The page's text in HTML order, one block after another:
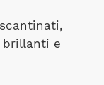
brillanti e